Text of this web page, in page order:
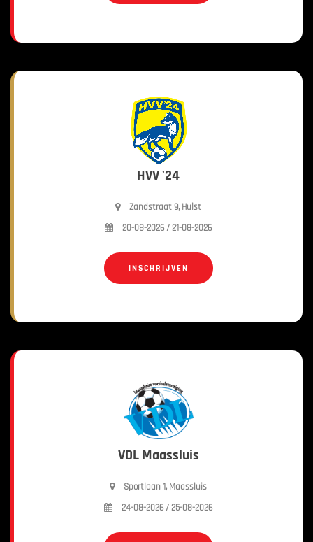
HVV '24
Zandstraat 9, Hulst
20-08-2026 / 21-08-2026
INSCHRIJVEN
VDL Maassluis
Sportlaan 1, Maassluis
24-08-2026 / 25-08-2026